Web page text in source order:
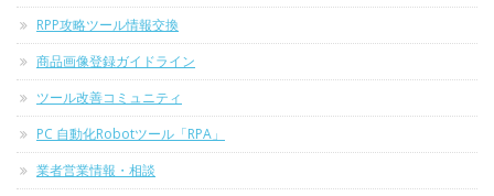
RPP攻略ツール情報交換
商品画像登録ガイドライン
ツール改善コミュニティ
PC 自動化Robotツール「RPA」
業者営業情報・相談